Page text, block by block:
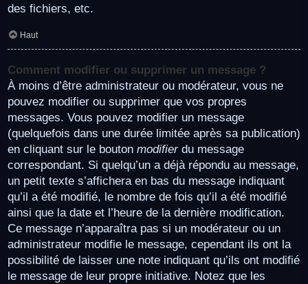
des fichiers, etc.
Haut
Comment modifier ou supprimer un message ?
À moins d’être administrateur ou modérateur, vous ne
pouvez modifier ou supprimer que vos propres
messages. Vous pouvez modifier un message
(quelquefois dans une durée limitée après sa publication)
en cliquant sur le bouton modifierdu message
correspondant. Si quelqu’un a déjà répondu au message,
un petit texte s’affichera en bas du message indiquant
qu’il a été modifié, le nombre de fois qu’il a été modifié
ainsi que la date et l’heure de la dernière modification.
Ce message n’apparaîtra pas si un modérateur ou un
administrateur modifie le message, cependant ils ont la
possibilité de laisser une note indiquant qu’ils ont modifié
le message de leur propre initiative. Notez que les